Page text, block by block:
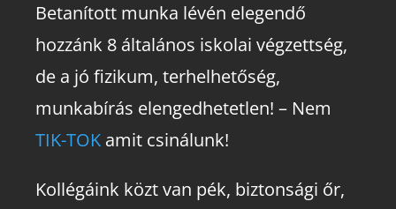
Betanított munka lévén elegendő
hozzánk 8 általános iskolai végzettség,
de a jó fizikum, terhelhetőség,
munkabírás elengedhetetlen! – Nem
TIK-TOK amit csinálunk!
Kollégáink közt van pék, biztonsági őr,